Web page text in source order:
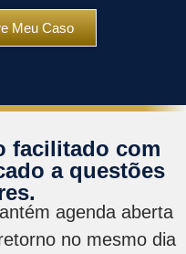
Meu Caso
facilitado com
a questões
agenda aberta
no mesmo dia